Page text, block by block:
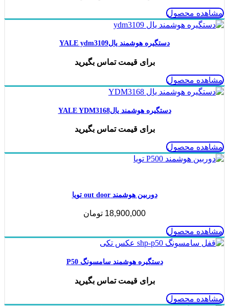
مشاهده محصول
دستگیره هوشمند یالYALE ydm3109
برای قیمت تماس بگیرید
مشاهده محصول
دستگیره هوشمند یالYALE YDM3168
برای قیمت تماس بگیرید
مشاهده محصول
دوربین هوشمند out door تویا
18,900,000 تومان
مشاهده محصول
دستگیره هوشمند سامسونگ P50
برای قیمت تماس بگیرید
مشاهده محصول